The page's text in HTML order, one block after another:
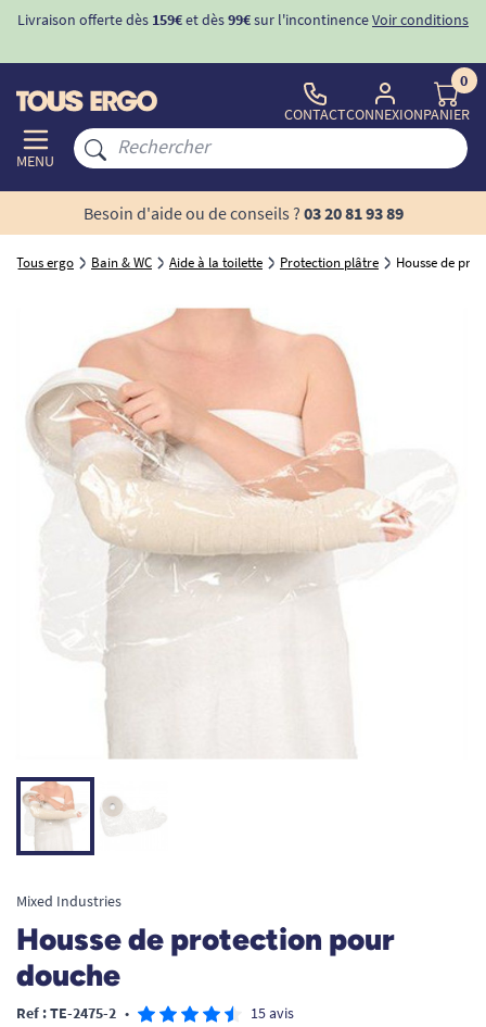
Livraison offerte dès 159€et dès99€sur l'incontinenceVoir conditions
MENU
CONTACTCONNEXION
0
PANIER
Besoin d'aide ou de conseils ? 03 20 81 93 89
Tous ergo Bain & WC Aide à la toilette Protection plâtre Housse de
Mixed Industries
Housse de protection pour
douche
Ref : TE-2475-2 • 15 avis